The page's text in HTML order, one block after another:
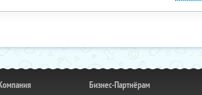
Бизнес-Партнёрам